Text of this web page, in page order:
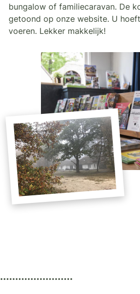
bungalow of familiecaravan. De
getoond op onze website. U
voeren. Lekker makkelijk!
........................